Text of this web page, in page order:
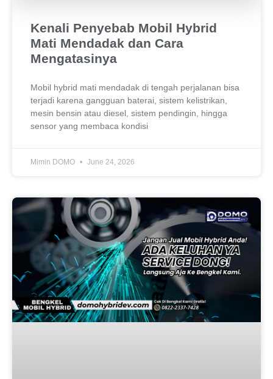
Kenali Penyebab Mobil Hybrid
Mati Mendadak dan Cara
Mengatasinya
Mobil hybrid mati mendadak di tengah perjalanan bisa
terjadi karena gangguan baterai, sistem kelistrikan,
mesin bensin atau diesel, sistem pendingin, hingga
sensor yang membaca kondisi
Mimin DOMO June 24, 2026